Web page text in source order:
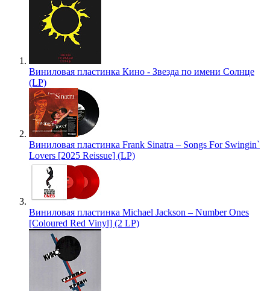
Виниловая пластинка Кино - Звезда по имени Солнце
(LP)
Виниловая пластинка Frank Sinatra – Songs For Swingin`
Lovers [2025 Reissue] (LP)
Виниловая пластинка Michael Jackson – Number Ones
[Coloured Red Vinyl] (2 LP)